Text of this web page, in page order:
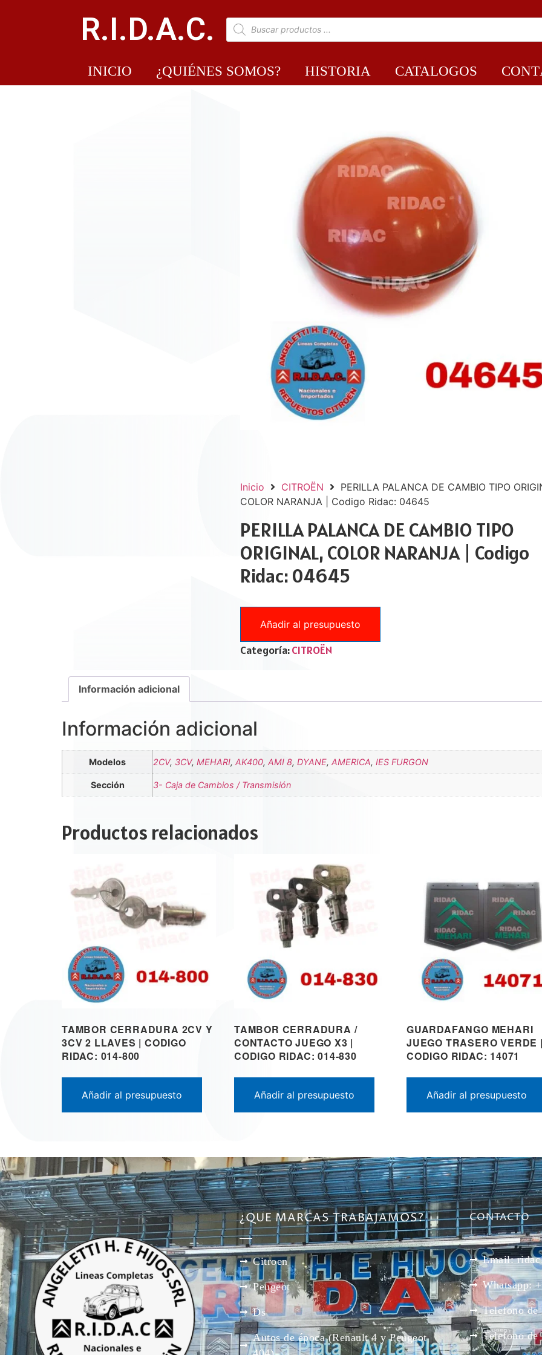
R.I.D.A.C.
INICIO ¿QUIÉNES SOMOS? HISTORIA CATALOGOS
Inicio CITROËN
PERILLA PALANCA DE CAMBIO TIPO
COLOR NARANJA | Codigo Ridac: 04645
PERILLA PALANCA DE CAMBIO TIPO
ORIGINAL, COLOR NARANJA | Codigo
Ridac: 04645
Añadir al presupuesto
Categoría:CITROËN
Información adicional
Información adicional
Modelos 2CV, 3CV, MEHARI, AK400, AMI 8, DYANE, AMERICA, IES FURGON
Sección 3- Caja de Cambios / Transmisión
Productos relacionados
TAMBOR CERRADURA 2CV Y
3CV 2 LLAVES | CODIGO
RIDAC: 014-800
Añadir al presupuesto
TAMBOR CERRADURA /
CONTACTO JUEGO X3 |
CODIGO RIDAC: 014-830
Añadir al presupuesto
GUARDAFANGO MEHARI
JUEGO TRASERO VERDE
CODIGO RIDAC: 14071
Añadir al presupuesto
¿QUE MARCAS TRABAJAMOS?
Citroen
Peugeot
Ds
Autos de época (Renault 4 y Peugeot
CONTACTO
Email:
Whatsapp:
Telefono de
Telefono de